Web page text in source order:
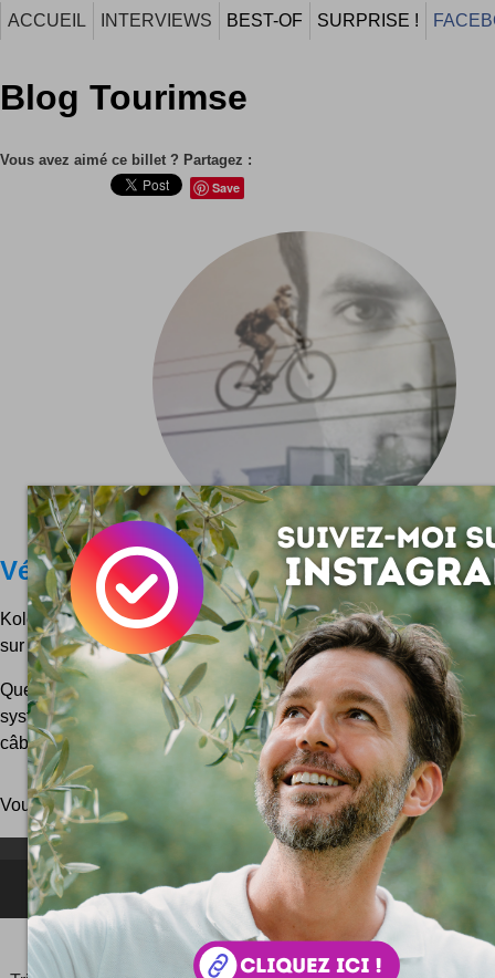
ACCUEIL INTERVIEWS BEST-OF SURPRISE !
Blog Tourimse
Vous avez aimé ce billet ? Partagez :
Save
Vélos volants by Kolelinia Lab
Kolelinia Lab c'est de la recherche autour d'un projet de
sur des lignes aériennes ...
Quelques infographies pour comprendre les deux concepts
système dit Kolelinio : On voit ici un des concepts de
câble aérien ... Voici le second concept imagé ...
Vous pouvez aussi parcourir le blogau hasard!
NEWSLETTER FOR EVER !
©2006- JeudiPhoto.net leblog lifestyle deSimon